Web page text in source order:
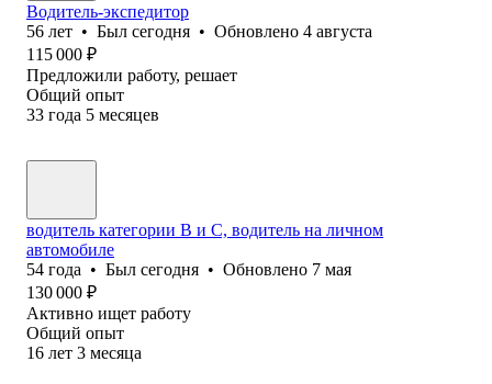
Водитель-экспедитор
56 лет • Был сегодня • Обновлено 4 августа
115 000 ₽
Предложили работу, решает
Общий опыт
33 года 5 месяцев
водитель категории В и С, водитель на личном
автомобиле
54 года • Был сегодня • Обновлено 7 мая
130 000 ₽
Активно ищет работу
Общий опыт
16 лет 3 месяца